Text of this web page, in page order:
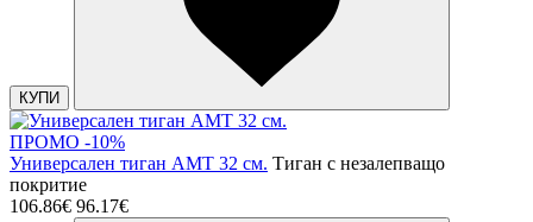
КУПИ
ПРОМО -10%
Универсален тиган AMT 32 см. Тиган с незалепващо
покритие
106.86€ 96.17€